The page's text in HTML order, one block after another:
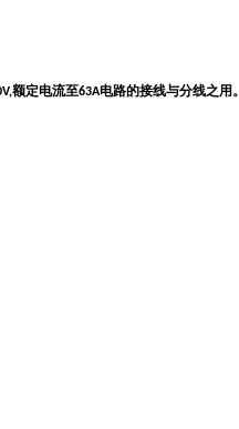
额定电流至63A电路的接线与分线之用。